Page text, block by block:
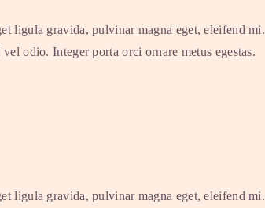
ligula gravida, pulvinar magna eget, eleifend mi.
odio. Integer porta orci ornare metus egestas.
ligula gravida, pulvinar magna eget, eleifend mi.